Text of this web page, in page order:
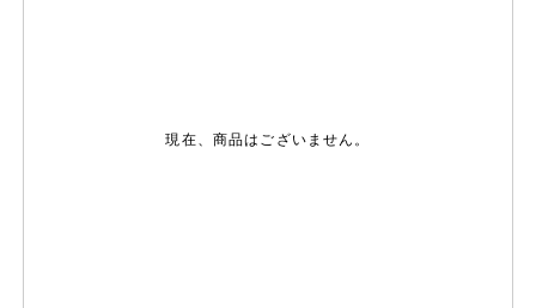
現在、商品はございません。